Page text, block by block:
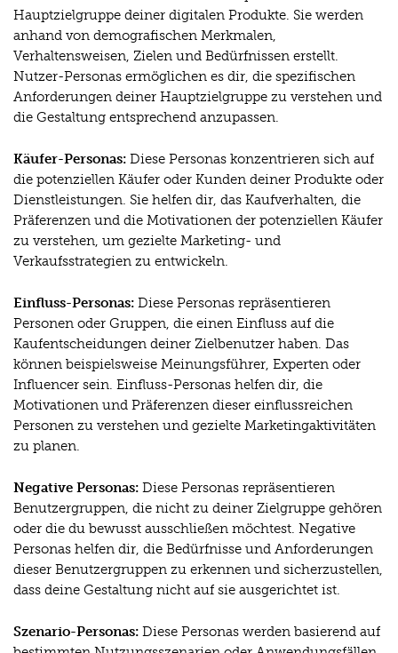
Hauptzielgruppe deiner digitalen Produkte. Sie werden
anhand von demografischen Merkmalen,
Verhaltensweisen, Zielen und Bedürfnissen erstellt.
Nutzer-Personas ermöglichen es dir, die spezifischen
Anforderungen deiner Hauptzielgruppe zu verstehen und
die Gestaltung entsprechend anzupassen.
Käufer-Personas: Diese Personas konzentrieren sich auf
die potenziellen Käufer oder Kunden deiner Produkte oder
Dienstleistungen. Sie helfen dir, das Kaufverhalten, die
Präferenzen und die Motivationen der potenziellen Käufer
zu verstehen, um gezielte Marketing- und
Verkaufsstrategien zu entwickeln.
Einfluss-Personas: Diese Personas repräsentieren
Personen oder Gruppen, die einen Einfluss auf die
Kaufentscheidungen deiner Zielbenutzer haben. Das
können beispielsweise Meinungsführer, Experten oder
Influencer sein. Einfluss-Personas helfen dir, die
Motivationen und Präferenzen dieser einflussreichen
Personen zu verstehen und gezielte Marketingaktivitäten
zu planen.
Negative Personas: Diese Personas repräsentieren
Benutzergruppen, die nicht zu deiner Zielgruppe gehören
oder die du bewusst ausschließen möchtest. Negative
Personas helfen dir, die Bedürfnisse und Anforderungen
dieser Benutzergruppen zu erkennen und sicherzustellen,
dass deine Gestaltung nicht auf sie ausgerichtet ist.
Szenario-Personas: Diese Personas werden basierend auf